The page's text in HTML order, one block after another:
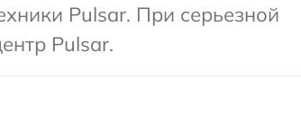
Pulsar. При серьезной
Pulsar.